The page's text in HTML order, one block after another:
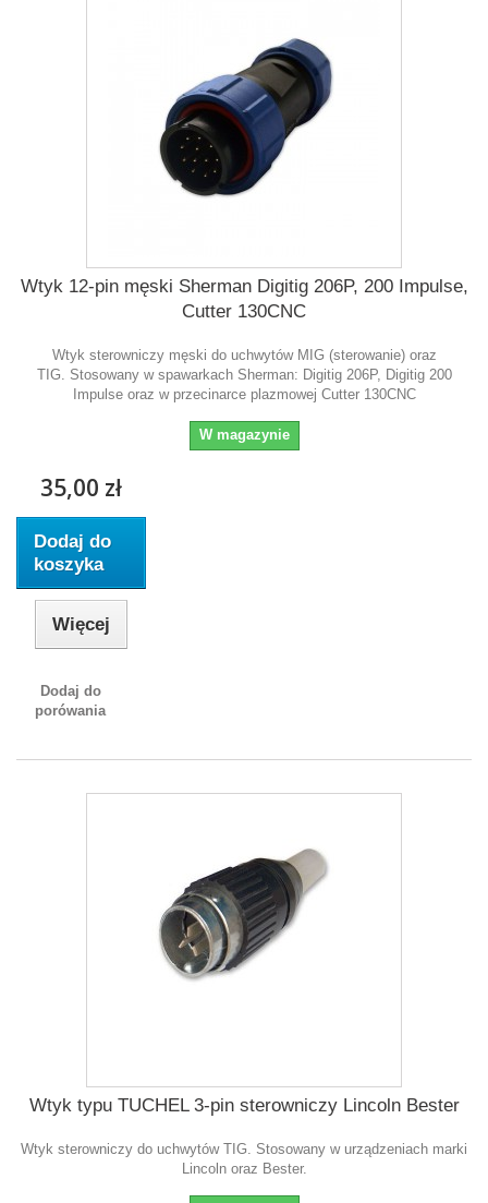
Wtyk 12-pin męski Sherman Digitig 206P, 200 Impulse,
Cutter 130CNC
Wtyk sterowniczy męski do uchwytów MIG (sterowanie) oraz
TIG. Stosowany w spawarkach Sherman: Digitig 206P, Digitig 200
Impulse oraz w przecinarce plazmowej Cutter 130CNC
W magazynie
35,00 zł
Dodaj do
koszyka
Więcej
Dodaj do
porówania
Wtyk typu TUCHEL 3-pin sterowniczy Lincoln Bester
Wtyk sterowniczy do uchwytów TIG. Stosowany w urządzeniach marki
Lincoln oraz Bester.